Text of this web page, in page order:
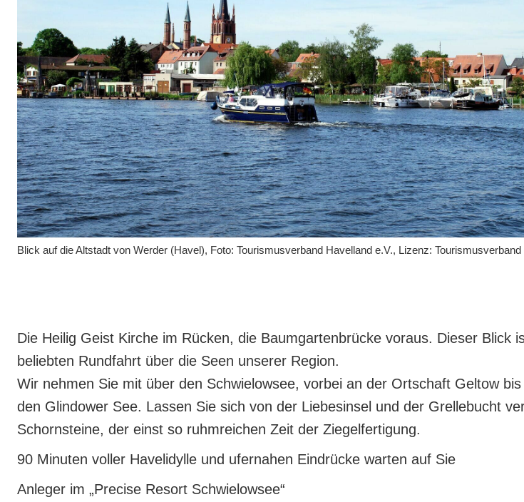
Blick auf die Altstadt von Werder (Havel), Foto: Tourismusverband Havelland e.V., Lizenz: Tourismusverband
Die Heilig Geist Kirche im Rücken, die Baumgartenbrücke voraus. Dieser Blick
beliebten Rundfahrt über die Seen unserer Region.
Wir nehmen Sie mit über den Schwielowsee, vorbei an der Ortschaft Geltow
den Glindower See. Lassen Sie sich von der Liebesinsel und der Grellebucht
Schornsteine, der einst so ruhmreichen Zeit der Ziegelfertigung.
90 Minuten voller Havelidylle und ufernahen Eindrücke warten auf Sie
Anleger im „Precise Resort Schwielowsee“